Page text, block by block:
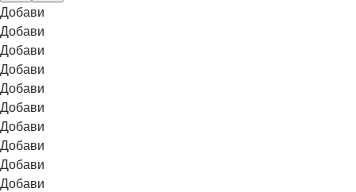
Добави
Добави
Добави
Добави
Добави
Добави
Добави
Добави
Добави
Добави